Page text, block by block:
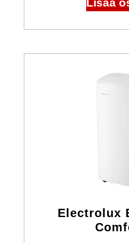
Lisää
Electrolux